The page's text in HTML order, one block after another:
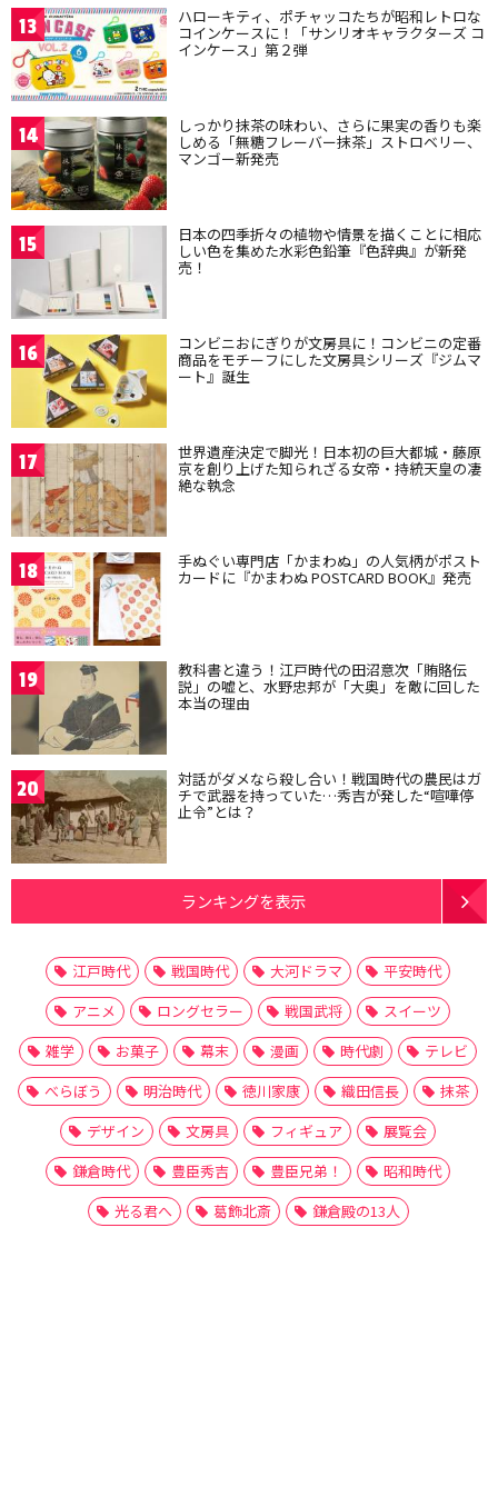
13 ハローキティ、ポチャッコたちが昭和レトロな
コインケースに！「サンリオキャラクターズ コ
インケース」第２弾
14 しっかり抹茶の味わい、さらに果実の香りも楽
しめる「無糖フレーバー抹茶」ストロベリー、
マンゴー新発売
15 日本の四季折々の植物や情景を描くことに相応
しい色を集めた水彩色鉛筆『色辞典』が新発
売！
16 コンビニおにぎりが文房具に！コンビニの定番
商品をモチーフにした文房具シリーズ『ジムマ
ート』誕生
17 世界遺産決定で脚光！日本初の巨大都城・藤原
京を創り上げた知られざる女帝・持統天皇の凄
絶な執念
18 手ぬぐい専門店「かまわぬ」の人気柄がポスト
カードに『かまわぬ POSTCARD BOOK』発売
19 教科書と違う！江戸時代の田沼意次「賄賂伝
説」の嘘と、水野忠邦が「大奥」を敵に回した
本当の理由
20 対話がダメなら殺し合い！戦国時代の農民はガ
チで武器を持っていた…秀吉が発した“喧嘩停
止令”とは？
ランキングを表示
江戸時代 戦国時代 大河ドラマ
平安時代
アニメ
ロングセラー 戦国武将
スイーツ
雑学
お菓子 幕末 漫画 時代劇
テレビ
べらぼう
明治時代 徳川家康 織田信長
抹茶
デザイン
文房具 フィギュア
展覧会
鎌倉時代
豊臣秀吉 豊臣兄弟！
昭和時代
光る君へ
葛飾北斎 鎌倉殿の13人